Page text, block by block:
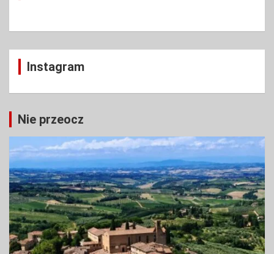
Instagram
Nie przeocz